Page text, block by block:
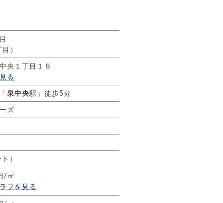
）
央１丁目１８
る
泉中央駅」徒歩5分
ズ
）
/㎡
フを見る